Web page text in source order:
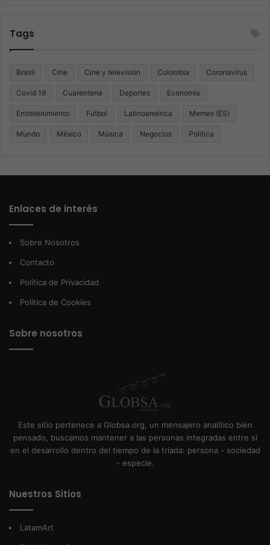
Tags
Brasil Cine Cine y televisión Colombia Coronavirus
Covid 19 Cuarentena Deportes Economía
Entretenimiento Fútbol Latinoamérica Memes (ES)
Mundo México Música Negocios Politica
Enlaces de interés
Sobre Nosotros
Contacto
Política de Privacidad
Política de Cookies
Sobre nosotros
Este sitio pertenece a Globsa.org, un mensajero analítico bien
pensado, buscamos mantener a las personas integradas entre sí
en el desarrollo dentro del tiempo de la tríada: persona - sociedad
- especie.
Nuestros Sitios
LatamArt